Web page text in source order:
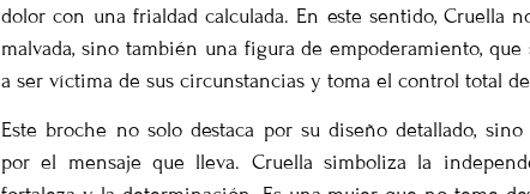
dolor con una frialdad calculada. En este sentido, Cruella
malvada, sino también una figura de empoderamiento, que
a ser víctima de sus circunstancias y toma el control total
Este broche no solo destaca por su diseño detallado, sino
por el mensaje que lleva. Cruella simboliza la